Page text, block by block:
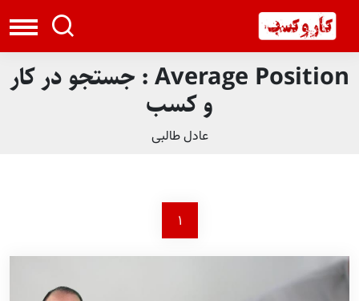
Average Position : جستجو در کار
و کسب
عادل طالبی
1